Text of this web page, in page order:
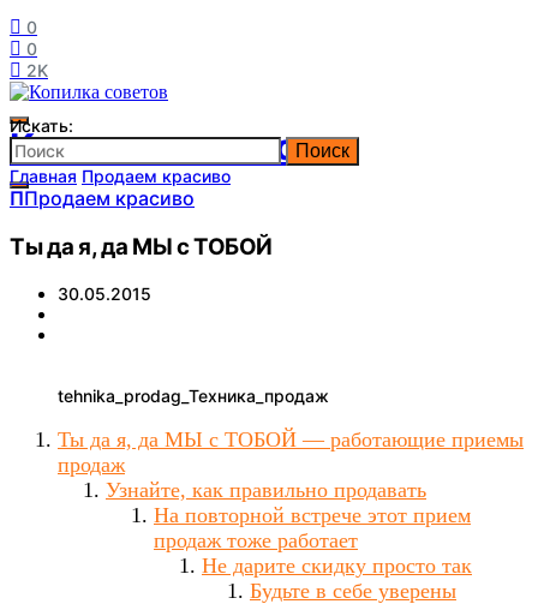
0
0
2K
Копилка советов
Искать:
Поиск
Главная Продаем красиво
ППродаем красиво
Ты да я, да МЫ с ТОБОЙ
30.05.2015
tehnika_prodag_Техника_продаж
Ты да я, да МЫ с ТОБОЙ — работающие приемы
продаж
Узнайте, как правильно продавать
На повторной встрече этот прием
продаж тоже работает
Не дарите скидку просто так
Будьте в себе уверены